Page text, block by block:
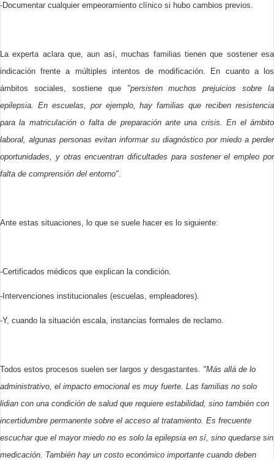
-Documentar cualquier empeoramiento clínico si hubo cambios previos.
La experta aclara que, aun así, muchas familias tienen que sostener esa
indicación frente a múltiples intentos de modificación. En cuanto a los
ámbitos sociales, sostiene que "persisten muchos prejuicios sobre la
epilepsia. En escuelas, por ejemplo, hay familias que reciben resistencia
para la matriculación o falta de preparación ante una crisis. En el ámbito
laboral, algunas personas evitan informar su diagnóstico por miedo a perder
oportunidades, y otras encuentran dificultades para sostener el empleo por
falta de comprensión del entorno".
Ante estas situaciones, lo que se suele hacer es lo siguiente:
-Certificados médicos que explican la condición.
-Intervenciones institucionales (escuelas, empleadores).
-Y, cuando la situación escala, instancias formales de reclamo.
Todos estos procesos suelen ser largos y desgastantes. "Más allá de lo
administrativo, el impacto emocional es muy fuerte. Las familias no solo
lidian con una condición de salud que requiere estabilidad, sino también con
incertidumbre permanente sobre el acceso al tratamiento. Es frecuente
escuchar que el mayor miedo no es solo la epilepsia en sí, sino quedarse sin
medicación. También hay un costo económico importante cuando deben